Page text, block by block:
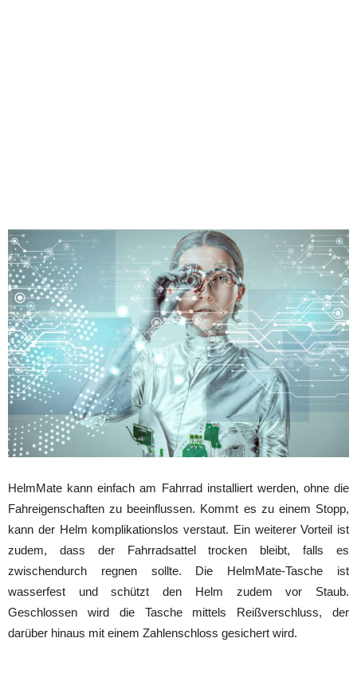
HelmMate kann einfach am Fahrrad installiert werden, ohne die
Fahreigenschaften zu beeinflussen. Kommt es zu einem Stopp,
kann der Helm komplikationslos verstaut. Ein weiterer Vorteil ist
zudem, dass der Fahrradsattel trocken bleibt, falls es
zwischendurch regnen sollte. Die HelmMate-Tasche ist
wasserfest und schützt den Helm zudem vor Staub.
Geschlossen wird die Tasche mittels Reißverschluss, der
darüber hinaus mit einem Zahlenschloss gesichert wird.